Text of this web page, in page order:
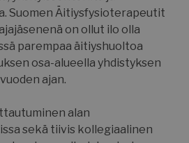
Suomen Äitiysfysioterapeutit
on ollut ilo olla
parempaa äitiyshuoltoa
osa-alueella yhdistyksen
ajan.
alan
sekä tiivis kollegiaalinen